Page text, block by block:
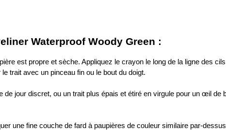
Waterproof Woody Green :
est propre et sèche. Appliquez le crayon le long de la ligne des
trait avec un pinceau fin ou le bout du doigt.
jour discret, ou un trait plus épais et étiré en virgule pour un œil de
une fine couche de fard à paupières de couleur similaire par-